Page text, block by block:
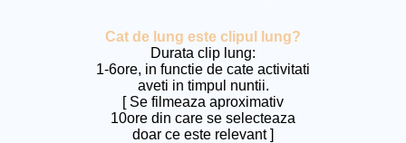
Cat de lung este clipul lung?
Durata clip lung:
1-6ore, in functie de cate activitati
aveti in timpul nuntii.
[ Se filmeaza aproximativ
10ore din care se selecteaza
doar ce este relevant ]